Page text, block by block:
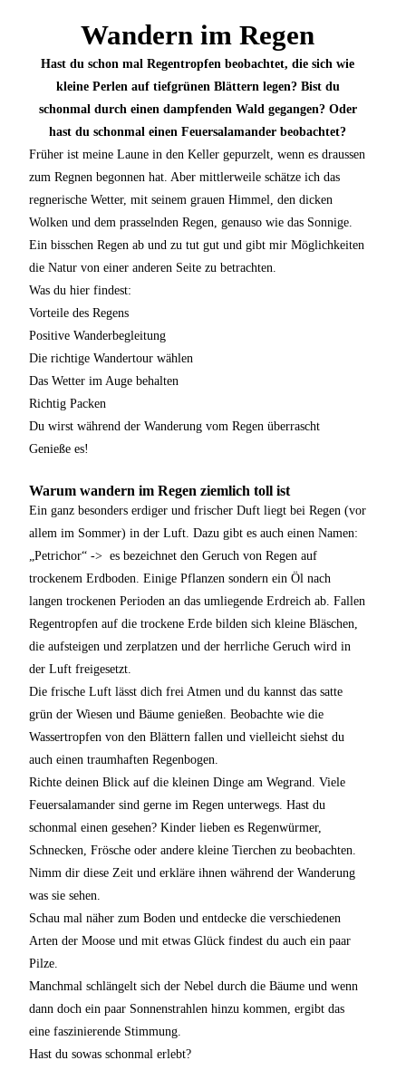
Wandern im Regen
Hast du schon mal Regentropfen beobachtet, die sich wie
kleine Perlen auf tiefgrünen Blättern legen? Bist du
schonmal durch einen dampfenden Wald gegangen? Oder
hast du schonmal einen Feuersalamander beobachtet?
Früher ist meine Laune in den Keller gepurzelt, wenn es draussen
zum Regnen begonnen hat. Aber mittlerweile schätze ich das
regnerische Wetter, mit seinem grauen Himmel, den dicken
Wolken und dem prasselnden Regen, genauso wie das Sonnige.
Ein bisschen Regen ab und zu tut gut und gibt mir Möglichkeiten
die Natur von einer anderen Seite zu betrachten.
Was du hier findest:
Vorteile des Regens
Positive Wanderbegleitung
Die richtige Wandertour wählen
Das Wetter im Auge behalten
Richtig Packen
Du wirst während der Wanderung vom Regen überrascht
Genieße es!
Warum wandern im Regen ziemlich toll ist
Ein ganz besonders erdiger und frischer Duft liegt bei Regen (vor
allem im Sommer) in der Luft. Dazu gibt es auch einen Namen:
„Petrichor“ -> es bezeichnet den Geruch von Regen auf
trockenem Erdboden. Einige Pflanzen sondern ein Öl nach
langen trockenen Perioden an das umliegende Erdreich ab. Fallen
Regentropfen auf die trockene Erde bilden sich kleine Bläschen,
die aufsteigen und zerplatzen und der herrliche Geruch wird in
der Luft freigesetzt.
Die frische Luft lässt dich frei Atmen und du kannst das satte
grün der Wiesen und Bäume genießen. Beobachte wie die
Wassertropfen von den Blättern fallen und vielleicht siehst du
auch einen traumhaften Regenbogen.
Richte deinen Blick auf die kleinen Dinge am Wegrand. Viele
Feuersalamander sind gerne im Regen unterwegs. Hast du
schonmal einen gesehen? Kinder lieben es Regenwürmer,
Schnecken, Frösche oder andere kleine Tierchen zu beobachten.
Nimm dir diese Zeit und erkläre ihnen während der Wanderung
was sie sehen.
Schau mal näher zum Boden und entdecke die verschiedenen
Arten der Moose und mit etwas Glück findest du auch ein paar
Pilze.
Manchmal schlängelt sich der Nebel durch die Bäume und wenn
dann doch ein paar Sonnenstrahlen hinzu kommen, ergibt das
eine faszinierende Stimmung.
Hast du sowas schonmal erlebt?